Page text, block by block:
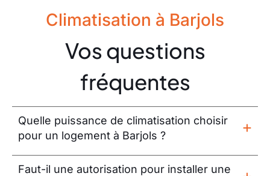
Climatisation à Barjols
Vos questions
fréquentes
Quelle puissance de climatisation choisir
pour un logement à Barjols ?
Faut-il une autorisation pour installer une